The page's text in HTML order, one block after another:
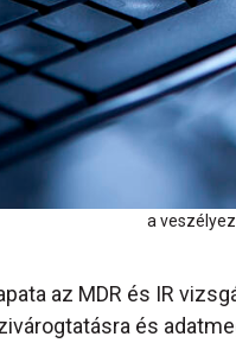
a
az MDR és IR
és